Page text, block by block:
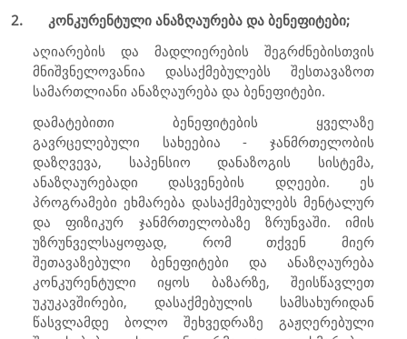
2.
კონკურენტული ანაზღაურება და ბენეფიტები;
აღიარების და მადლიერების შეგრძნებისთვის
მნიშვნელოვანია დასაქმებულებს შესთავაზოთ
სამართლიანი ანაზღაურება და ბენეფიტები.
დამატებითი ბენეფიტების ყველაზე
გავრცელებული სახეებია - ჯანმრთელობის
დაზღვევა, საპენსიო დანაზოგის სისტემა,
ანაზღაურებადი დასვენების დღეები. ეს
პროგრამები ეხმარება დასაქმებულებს მენტალურ
და ფიზიკურ ჯანმრთელობაზე ზრუნვაში. იმის
უზრუნველსაყოფად, რომ თქვენ მიერ
შეთავაზებული ბენეფიტები და ანაზღაურება
კონკურენტული იყოს ბაზარზე, შეისწავლეთ
უკუკავშირები, დასაქმებულის სამსახურიდან
წასვლამდე ბოლო შეხვედრაზე გაჟღერებული